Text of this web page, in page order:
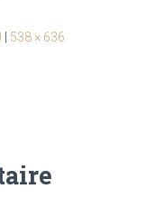
538 × 636